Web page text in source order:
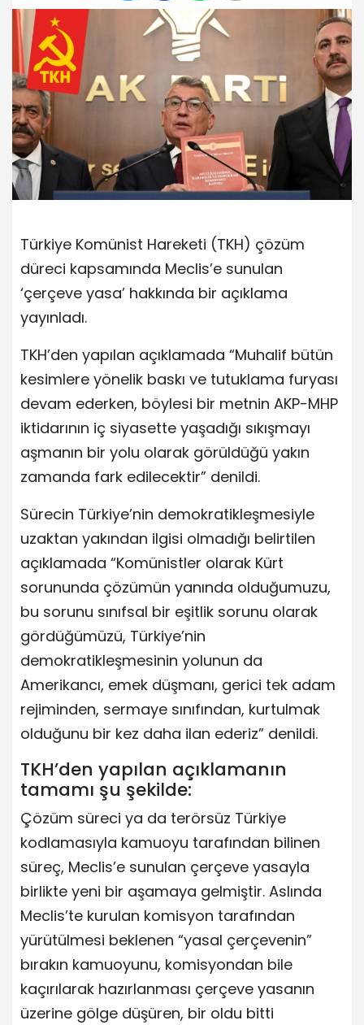
Türkiye Komünist Hareketi (TKH) çözüm
düreci kapsamında Meclis’e sunulan
‘çerçeve yasa’ hakkında bir açıklama
yayınladı.
TKH’den yapılan açıklamada “Muhalif bütün
kesimlere yönelik baskı ve tutuklama furyası
devam ederken, böylesi bir metnin AKP-MHP
iktidarının iç siyasette yaşadığı sıkışmayı
aşmanın bir yolu olarak görüldüğü yakın
zamanda fark edilecektir” denildi.
Sürecin Türkiye’nin demokratikleşmesiyle
uzaktan yakından ilgisi olmadığı belirtilen
açıklamada “Komünistler olarak Kürt
sorununda çözümün yanında olduğumuzu,
bu sorunu sınıfsal bir eşitlik sorunu olarak
gördüğümüzü, Türkiye’nin
demokratikleşmesinin yolunun da
Amerikancı, emek düşmanı, gerici tek adam
rejiminden, sermaye sınıfından, kurtulmak
olduğunu bir kez daha ilan ederiz” denildi.
TKH’den yapılan açıklamanın
tamamı şu şekilde:
Çözüm süreci ya da terörsüz Türkiye
kodlamasıyla kamuoyu tarafından bilinen
süreç, Meclis’e sunulan çerçeve yasayla
birlikte yeni bir aşamaya gelmiştir. Aslında
Meclis’te kurulan komisyon tarafından
yürütülmesi beklenen “yasal çerçevenin”
bırakın kamuoyunu, komisyondan bile
kaçırılarak hazırlanması çerçeve yasanın
üzerine gölge düşüren, bir oldu bitti